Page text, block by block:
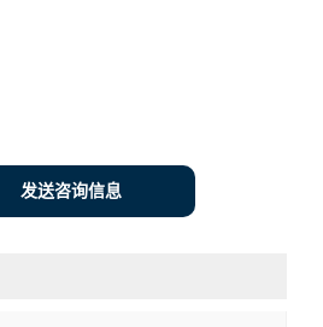
发送咨询信息